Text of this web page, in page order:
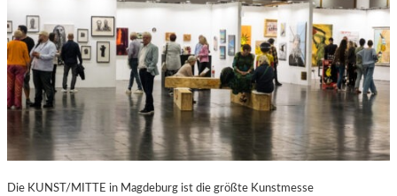
Die KUNST/MITTE in Magdeburg ist die größte Kunstmesse